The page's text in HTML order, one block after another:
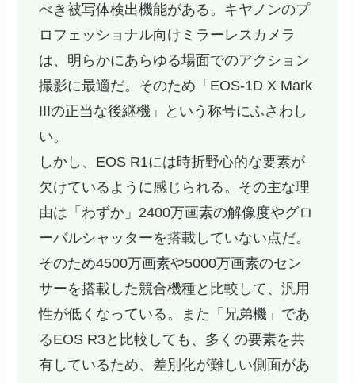
べき被写体検出機能がある。キヤノンのプ
ロフェッショナル向けミラーレスカメラ
は、明らかにあらゆる場面でのアクション
撮影に最適だ。そのため「EOS-1D X Mark
IIIの正当な後継機」という称号にふさわし
い。
しかし、EOS R1には時折野心的な要素が
欠けているように感じられる。その主な理
由は「わずか」2400万画素の解像度やグロ
ーバルシャッターを搭載していない点だ。
そのため4500万画素や5000万画素のセン
サーを搭載した競合機種と比較して、汎用
性が低くなっている。また「兄弟機」であ
るEOS R3と比較しても、多くの要素を共
有しているため、差別化が難しい側面があ